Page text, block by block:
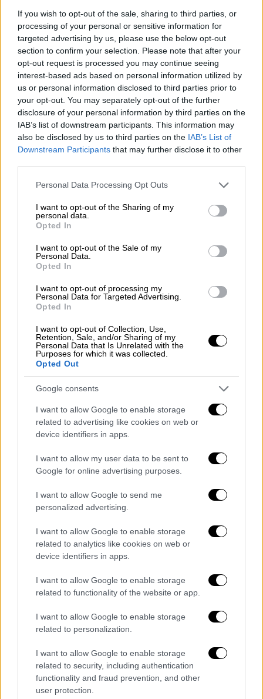
If you wish to opt-out of the sale, sharing to third parties, or
processing of your personal or sensitive information for
targeted advertising by us, please use the below opt-out
section to confirm your selection. Please note that after your
opt-out request is processed you may continue seeing
interest-based ads based on personal information utilized by
us or personal information disclosed to third parties prior to
your opt-out. You may separately opt-out of the further
disclosure of your personal information by third parties on the
IAB’s list of downstream participants. This information may
also be disclosed by us to third parties on the IAB’s List of
Downstream Participants that may further disclose it to other
Please note that this website/app uses one or more Google
not limited to your visit or usage behaviour. You may click to
grant or deny consent to Google and its third-party tags to
use your data for below specified purposes in below Google
consent section.
Personal Data Processing Opt Outs
I want to opt-out of the Sharing of my
personal data.
Opted In
I want to opt-out of the Sale of my
Personal Data.
Opted In
I want to opt-out of processing my
Personal Data for Targeted Advertising.
Opted In
I want to opt-out of Collection, Use,
Retention, Sale, and/or Sharing of my
Personal Data that Is Unrelated with the
Purposes for which it was collected.
Opted Out
Google consents
I want to allow Google to enable storage
related to advertising like cookies on web or
device identifiers in apps.
I want to allow my user data to be sent to
Google for online advertising purposes.
I want to allow Google to send me
personalized advertising.
I want to allow Google to enable storage
related to analytics like cookies on web or
device identifiers in apps.
I want to allow Google to enable storage
related to functionality of the website or app.
I want to allow Google to enable storage
related to personalization.
I want to allow Google to enable storage
related to security, including authentication
functionality and fraud prevention, and other
user protection.
Συγκίνηση και δάκρυα
γέμισε το σημείο του
δυστυχήματος σταΤέμπη, όπου 57
οικογένειες, για δεύτερη χρονιά, δεν έκαναν
γιορτές με τα αγαπημένα τους πρόσωπα.
ΔΙΑΒΑΣΤΕ ΕΠΙΣΗΣ
Ελλάδα|20.04.2025 13:10
Ηράκλειο: Στη ΜΕΘ 64χρονος που
υπέστη εγκαύματα όσο έβαζε
Όπως αναφέρει σχετικά το OPEN, στο
σημείο του δυστυχήματος των Τεμπών
συγκεντρώθηκαν οικογένειες θυμάτων,
αποτίοντας έναν ύστατο φόρο τιμής στους
σύγκρουση των δύο τρένων.
οικογένειες των θυμάτων στα Τέμπη έκαναν,
για ακόμη μία φορά, έκκληση για απονομή
δικαιοσύνης στο χειρότερο σιδηροδρομικό
δυστύχημα της χώρας.
«Η καρδιά μου χθες ήταν μισή»
«Η καρδιά μου χθες ήταν μισή.Κοιτούσα
πάνω στον ουρανό για να της πω χρόνια
πολλά, μήπως και μου απαντήσει ή με βλέπει
από ψηλά. Κι όμως, ένιωθα ότι εκεί ψηλά δεν
έχουν χαλαρώσει οι ψυχές τους, νιώθω ότι
μας κρατούν μούτρα για αυτό που εμείς οι
μανούλες, τα τελευταία δύο χρόνια, να
βάλουν κάποιον στη φυλακή» είπε